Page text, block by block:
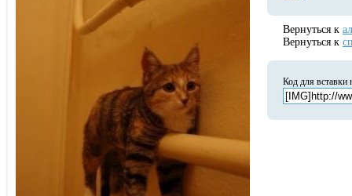
Вернуться к
Вернуться к
Код для